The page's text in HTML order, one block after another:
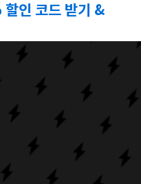
인 코드 받기 &